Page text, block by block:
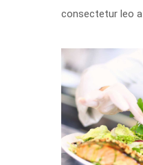
consectetur leo